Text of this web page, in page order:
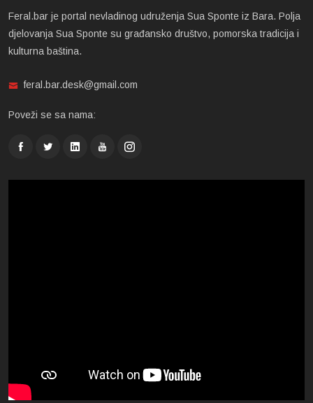
Feral.bar je portal nevladinog udruženja Sua Sponte iz Bara. Polja
djelovanja Sua Sponte su građansko društvo, pomorska tradicija i
kulturna baština.
feral.bar.desk@gmail.com
Poveži se sa nama: